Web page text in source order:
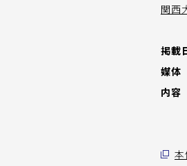
関西
掲載
媒体
内容